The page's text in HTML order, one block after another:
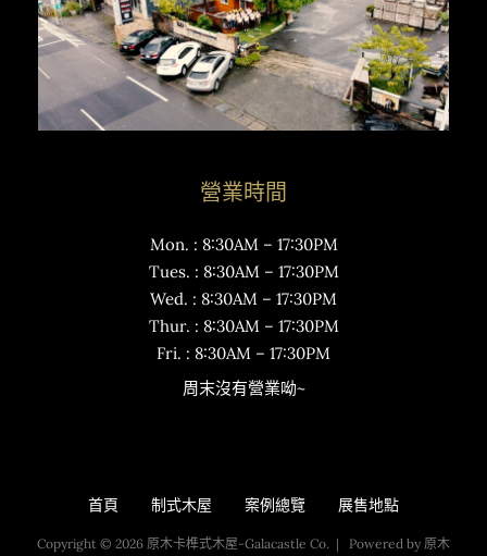
營業時間
Mon. : 8:30AM – 17:30PM
Tues. : 8:30AM – 17:30PM
Wed. : 8:30AM – 17:30PM
Thur. : 8:30AM – 17:30PM
Fri. : 8:30AM – 17:30PM
周末沒有營業呦~
首頁 制式木屋 案例總覽 展售地點
Copyright © 2026 原木卡榫式木屋-Galacastle Co. | Powered by 原木